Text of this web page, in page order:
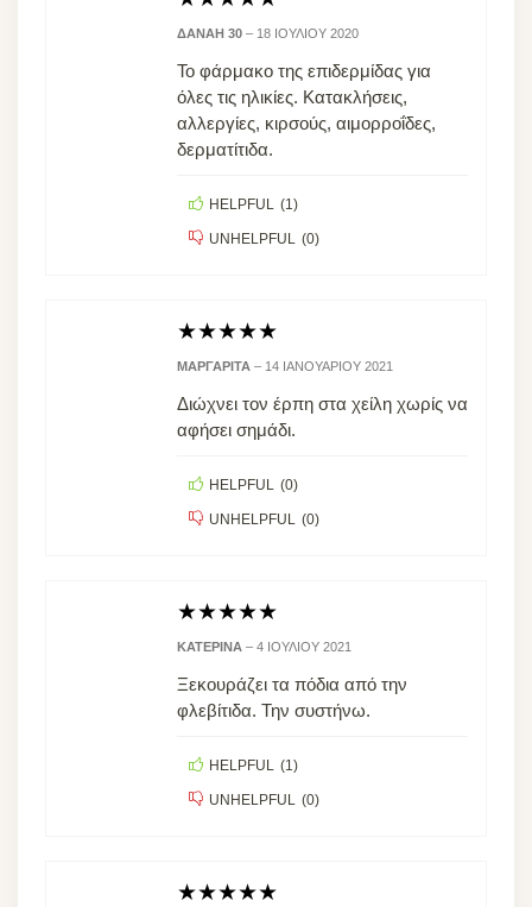
ΔΑΝΆΗ 30 – 18 ΙΟΥΛΊΟΥ 2020
Το φάρμακο της επιδερμίδας για
όλες τις ηλικίες. Κατακλήσεις,
αλλεργίες, κιρσούς, αιμορροΐδες,
δερματίτιδα.
HELPFUL (1)
UNHELPFUL (0)
★★★★★
ΜΑΡΓΑΡΊΤΑ – 14 ΙΑΝΟΥΑΡΊΟΥ 2021
Διώχνει τον έρπη στα χείλη χωρίς να
αφήσει σημάδι.
HELPFUL (0)
UNHELPFUL (0)
★★★★★
ΚΑΤΕΡΊΝΑ – 4 ΙΟΥΛΊΟΥ 2021
Ξεκουράζει τα πόδια από την
φλεβίτιδα. Την συστήνω.
HELPFUL (1)
UNHELPFUL (0)
★★★★★